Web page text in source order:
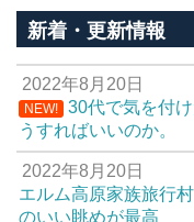
新着・更新情報
2022年8月20日
NEW!
30代で気を付
うすればいいのか。
2022年8月20日
エルム高原家族旅行
のいい眺めが最高